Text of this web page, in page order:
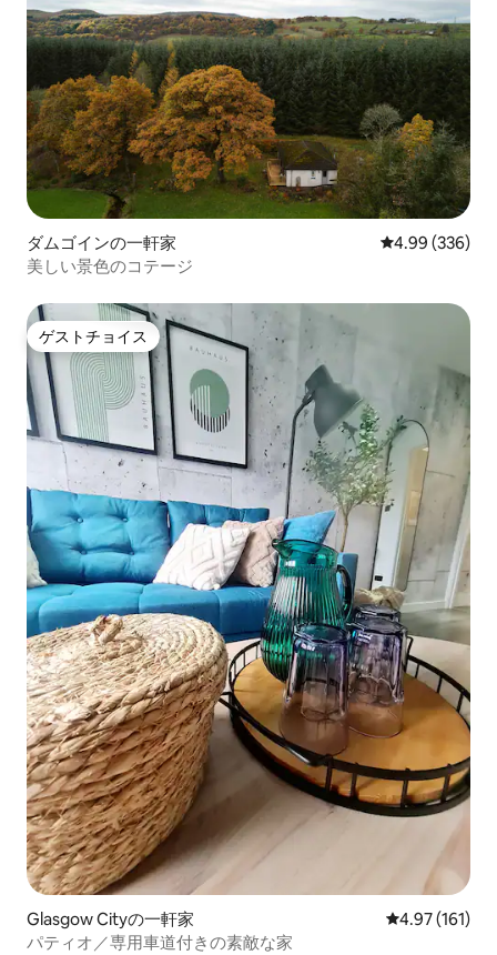
ダムゴインの一軒家 レビュー336
4.99 (336)
美しい景色のコテージ
ゲストチョイス
ゲストチョイス
Glasgow Cityの一軒家 レビュー161
4.97 (161)
パティオ／専用車道付きの素敵な家